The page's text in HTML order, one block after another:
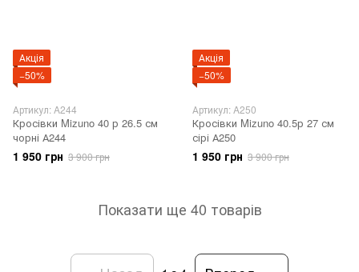
Акція
−50%
Артикул: A244
Кросівки Mizuno 40 р 26.5 см
чорні А244
1 950 грн 3 900 грн
Акція
−50%
Артикул: A250
Кросівки Mizuno 40.5р 27 см
сірі А250
1 950 грн 3 900 грн
Показати ще 40 товарів